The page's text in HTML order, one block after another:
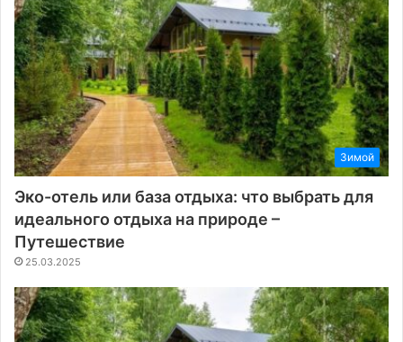
Зимой
Эко-отель или база отдыха: что выбрать для
идеального отдыха на природе –
Путешествие
25.03.2025